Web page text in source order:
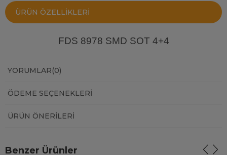
ÜRÜN ÖZELLIKLERI
FDS 8978 SMD SOT 4+4
YORUMLAR(0)
ÖDEME SEÇENEKLERI
ÜRÜN ÖNERILERI
Benzer Ürünler